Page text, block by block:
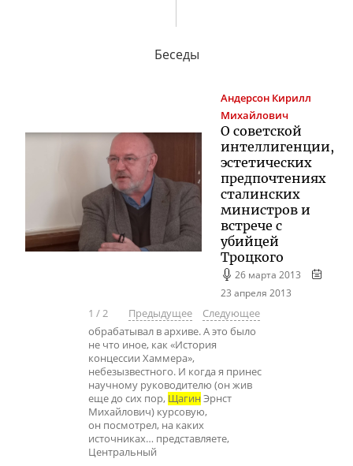
Беседы
Андерсон Кирилл
Михайлович
О советской
интеллигенции,
эстетических
предпочтениях
сталинских
министров и
встрече с
убийцей
Троцкого
26 марта 2013
23 апреля 2013
1 /2 Предыдущее
Следующее
обрабатывал в архиве. А это было
не что иное, как «История
концессии Хаммера»,
небезызвестного. И когда я принес
научному руководителю (он жив
еще до сих пор, Щагин Эрнст
Михайлович) курсовую,
он посмотрел, на каких
источниках… представляете,
Центральный